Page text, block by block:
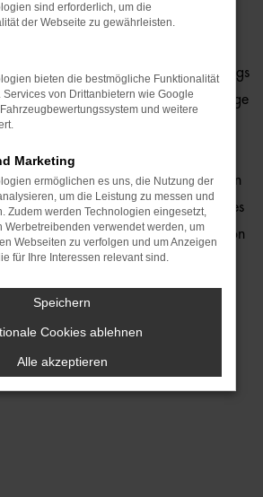
im Trend und das hat einen
erstklassig und zuverlässig unterwegs
dieser Form des Autokaufs eine Menge
kaum qualitative Abstriche
so ist? Vor allem, weil ein jeder
vor zwölf Monaten zum ersten
Bei den meisten Modellen handelt es
aus der aktuellen Generation
Ganz sicher werden Sie das
dem Straßenbild von Bielefeld
sind wir gerne bereit, eine Lieferung
zu übernehmen. Das spart Zeit
Autokauf aus den eigenen vier
sind erforderlich, um die
der Webseite zu gewährleisten.
bieten die bestmögliche Funktionalität
Services von Drittanbietern wie Google
und weitere
Marketing
ermöglichen es uns, die Nutzung der
um die Leistung zu messen und
Zudem werden Technologien eingesetzt,
Werbetreibenden verwendet werden, um
Webseiten zu verfolgen und um Anzeigen
für Ihre Interessen relevant sind.
Speichern
Cookies ablehnen
Alle akzeptieren